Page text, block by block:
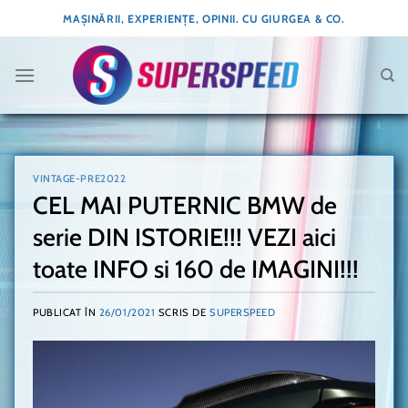
to
MAȘINĂRII, EXPERIENȚE, OPINII. CU GIURGEA & CO.
VINTAGE-PRE2022
CEL MAI PUTERNIC BMW de
serie DIN ISTORIE!!! VEZI aici
toate INFO si 160 de IMAGINI!!!
PUBLICAT ÎN 26/01/2021 SCRIS DE SUPERSPEED